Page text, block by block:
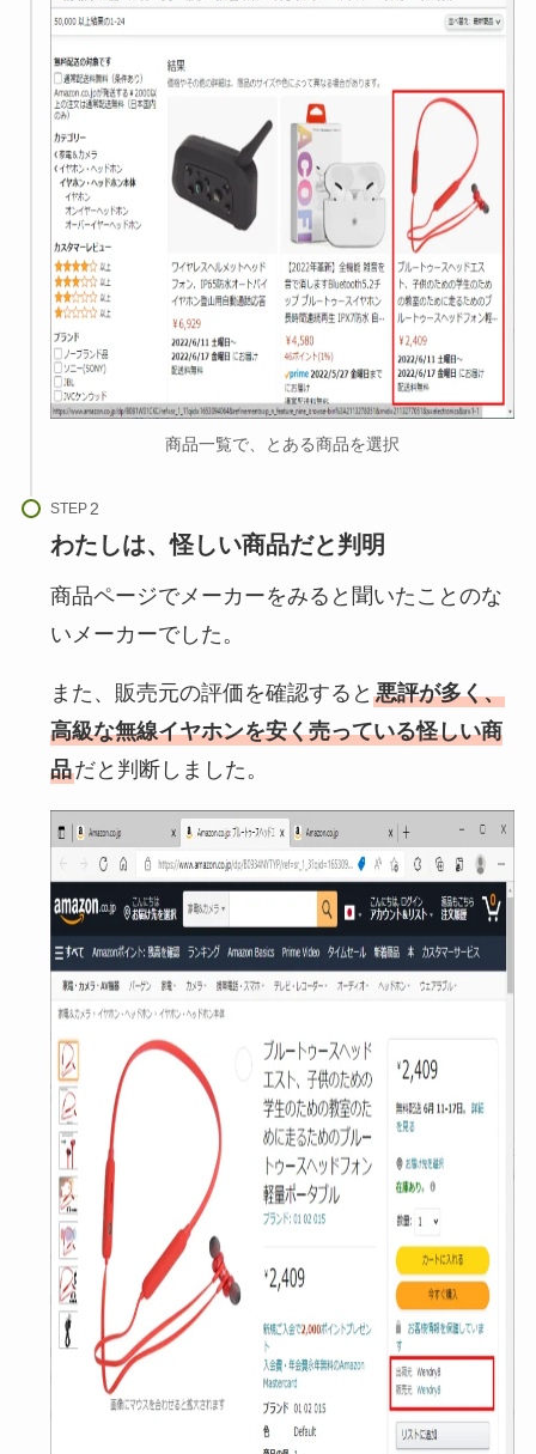
商品一覧で、とある商品を選択
STEP
わたしは、怪しい商品だと判明
商品ページでメーカーをみると聞いたことのな
いメーカーでした。
また、販売元の評価を確認すると 悪評が多く、
高級な無線イヤホンを安く売っている怪しい商
品だと判断しました。